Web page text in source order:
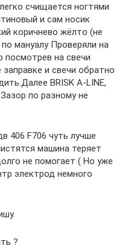
счищается ногтями
и сам носик
коричнево жёлто (не
мануалу Проверяли на
посмотрев на свечи
и свечи обратно
BRISK A-LINE,
по разному не
406 F706 чуть лучше
машина теряет
не помогает ( Но уже
электрод немного
?